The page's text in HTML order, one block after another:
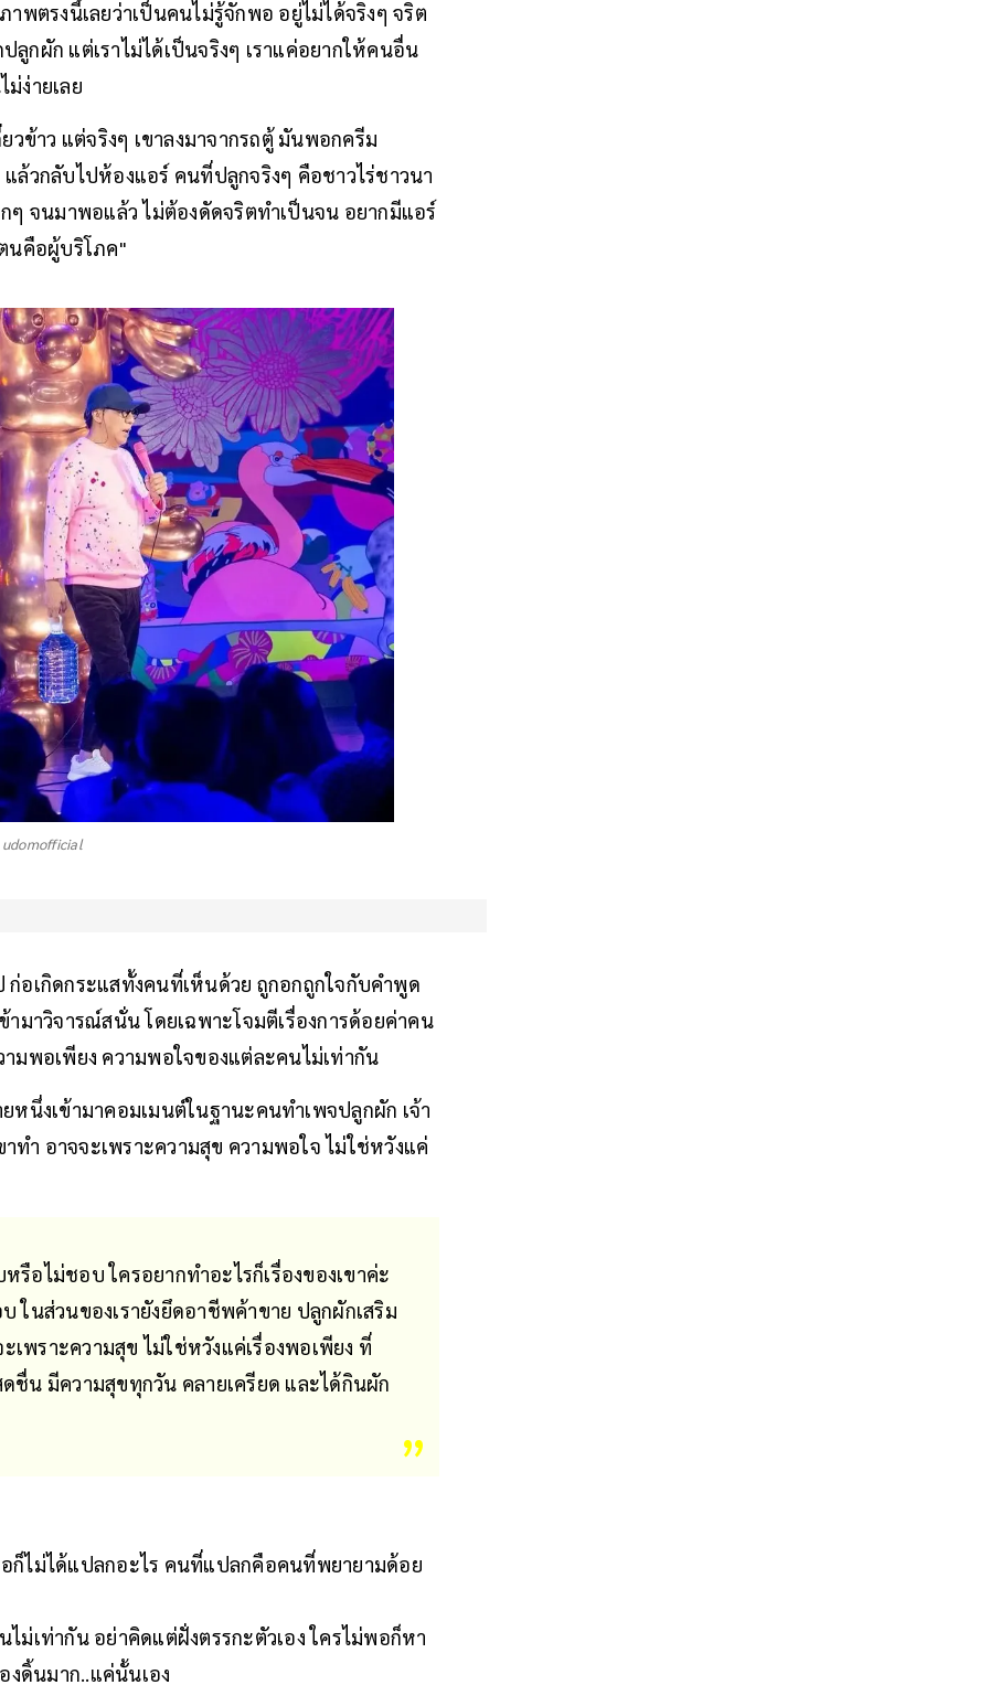
พตรงนี้เลยว่าเป็นคนไม่รู้จักพอ อยู่ไม่ได้จริงๆ จริต
กผัก แต่เราไม่ได้เป็นจริงๆ เราแค่อยากให้คนอื่น
ง่ายเลย
วข้าว แต่จริงๆ เขาลงมาจากรถตู้ มันพอกครีม
ล้วกลับไปห้องแอร์ คนที่ปลูกจริงๆ คือชาวไร่ชาวนา
ๆ จนมาพอแล้ว ไม่ต้องดัดจริตทำเป็นจน อยากมีแอร์
นคือผู้บริโภค"
udomofficial
อเกิดกระแสทั้งคนที่เห็นด้วย ถูกอกถูกใจกับคำพูด
มาวิจารณ์สนั่น โดยเฉพาะโจมตีเรื่องการด้อยค่าคน
มพอเพียง ความพอใจของแต่ละคนไม่เท่ากัน
นึ่งเข้ามาคอมเมนต์ในฐานะคนทำเพจปลูกผัก เจ้า
ำ อาจจะเพราะความสุข ความพอใจ ไม่ใช่หวังแค่
อไม่ชอบ ใครอยากทำอะไรก็เรื่องของเขาค่ะ
ในส่วนของเรายังยึดอาชีพค้าขาย ปลูกผักเสริม
พราะความสุข ไม่ใช่หวังแค่เรื่องพอเพียง ที่
น มีความสุขทุกวัน คลายเครียด และได้กินผัก
ก็ไม่ได้แปลกอะไร คนที่แปลกคือคนที่พยายามด้อย
เท่ากัน อย่าคิดแต่ฝั่งตรรกะตัวเอง ใครไม่พอก็หา
งดิ้นมาก..แค่นั้นเอง